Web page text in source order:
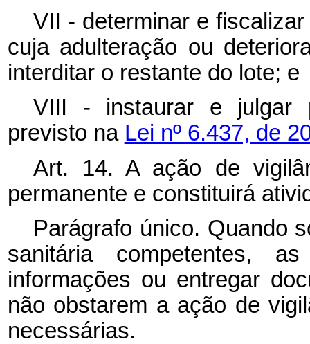
VII - determinar e
cuja adulteração ou
interditar o restante do lote; e
VIII - instaurar e julgar
previsto na Lei nº 6.437, de
Art. 14. A ação de
permanente e constituirá
Parágrafo único. Quando
sanitária competentes,
informações ou entregar
não obstarem a ação de
necessárias.